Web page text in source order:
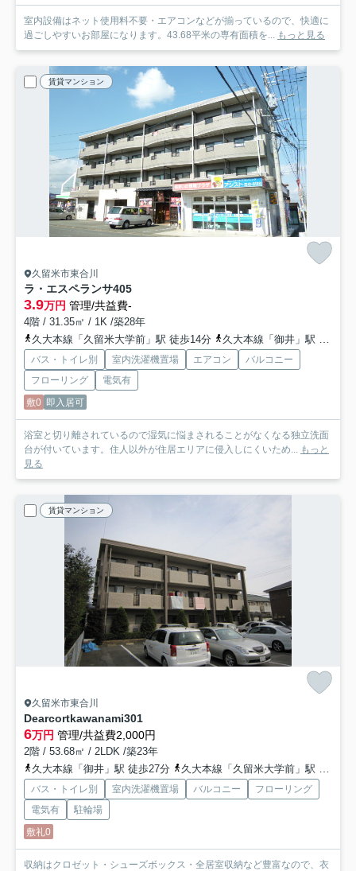
室内設備はネット使用料不要・エアコンなどが揃っているので、快適に
過ごしやすいお部屋になります。43.68平米の専有面積を... もっと見る
賃貸マンション
久留米市東合川
ラ・エスペランサ405
3.9万円 管理/共益費-
4階 / 31.35㎡ / 1K /築28年
久大本線「久留米大学前」駅 徒歩14分
久大本線「御井」駅 徒歩19分
バス・トイレ別 室内洗濯機置場 エアコン
バルコニー
フローリング
電気有
敷0 即入居可
浴室と切り離されているので湿気に悩まされることがなくなる独立洗面
台が付いています。住人以外が住居エリアに侵入しにくいため... もっと
見る
賃貸マンション
久留米市東合川
Dearcortkawanami301
6万円 管理/共益費2,000円
2階 / 53.68㎡ / 2LDK /築23年
久大本線「御井」駅 徒歩27分
久大本線「久留米大学前」駅 徒歩27分
バス・トイレ別 室内洗濯機置場 バルコニー
フローリング
電気有
駐輪場
敷礼0
収納はクロゼット・シューズボックス・全居室収納など豊富なので、衣